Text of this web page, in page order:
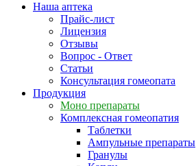
Наша аптека
Прайс-лист
Лицензия
Отзывы
Вопрос - Ответ
Статьи
Консультация гомеопата
Продукция
Моно препараты
Комплексная гомеопатия
Таблетки
Ампульные препараты
Гранулы